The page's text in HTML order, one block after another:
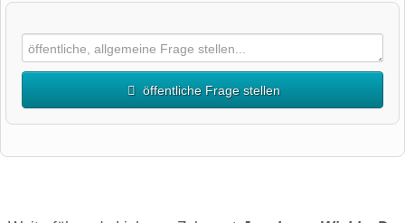
öffentliche Frage stellen